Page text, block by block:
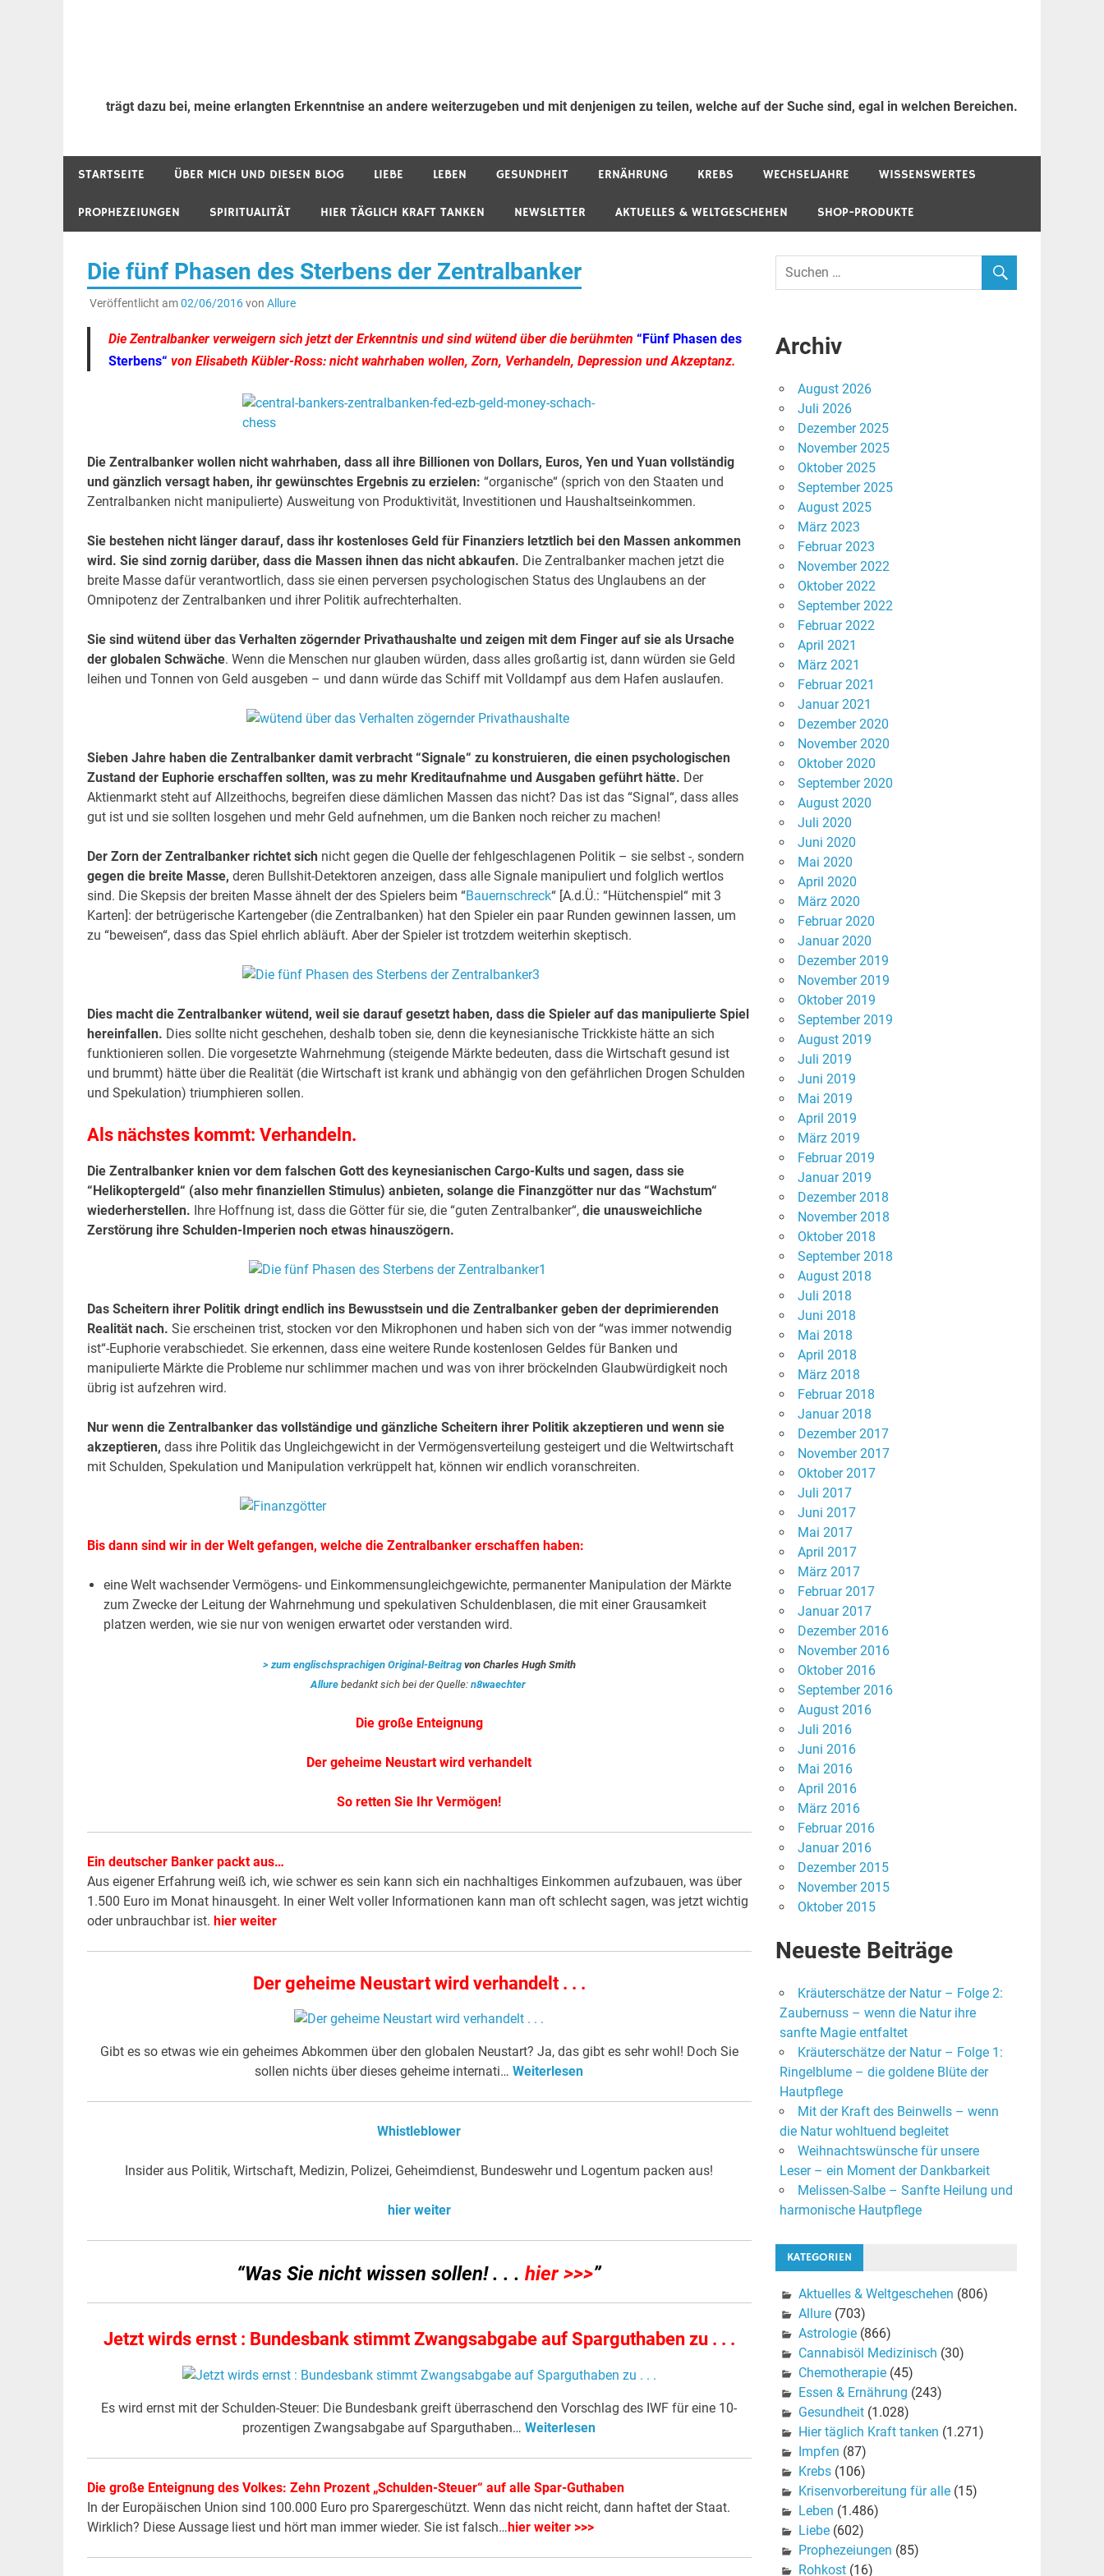
trägt dazu bei, meine erlangten Erkenntnise an andere weiterzugeben und mit denjenigen zu teilen, welche auf der Suche sind, egal in welchen Bereichen.
STARTSEITE ÜBER MICH UND DIESEN BLOG LIEBE LEBEN GESUNDHEIT ERNÄHRUNG KREBS WECHSELJAHRE WISSENSWERTES
PROPHEZEIUNGEN SPIRITUALITÄT HIER TÄGLICH KRAFT TANKEN NEWSLETTER AKTUELLES & WELTGESCHEHEN SHOP-PRODUKTE
Die fünf Phasen des Sterbens der Zentralbanker
Veröffentlicht am02/06/2016von Allure
Die Zentralbanker verweigern sich jetzt der Erkenntnis und sind wütend über die berühmten“ Fünf Phasen des
Sterbens“ von Elisabeth Kübler-Ross: nicht wahrhaben wollen, Zorn, Verhandeln, Depression und Akzeptanz.
Die Zentralbanker wollen nicht wahrhaben, dass all ihre Billionen von Dollars, Euros, Yen und Yuan vollständig
und gänzlich versagt haben, ihr gewünschtes Ergebnis zu erzielen: “organische“ (sprich von den Staaten und
Zentralbanken nicht manipulierte) Ausweitung von Produktivität, Investitionen und Haushaltseinkommen.
Sie bestehen nicht länger darauf, dass ihr kostenloses Geld für Finanziers letztlich bei den Massen ankommen
wird. Sie sind zornig darüber, dass die Massen ihnen das nicht abkaufen. Die Zentralbanker machen jetzt die
breite Masse dafür verantwortlich, dass sie einen perversen psychologischen Status des Unglaubens an der
Omnipotenz der Zentralbanken und ihrer Politik aufrechterhalten.
Sie sind wütend über das Verhalten zögernder Privathaushalte und zeigen mit dem Finger auf sie als Ursache
der globalen Schwäche. Wenn die Menschen nur glauben würden, dass alles großartig ist, dann würden sie Geld
leihen und Tonnen von Geld ausgeben – und dann würde das Schiff mit Volldampf aus dem Hafen auslaufen.
Sieben Jahre haben die Zentralbanker damit verbracht “Signale“ zu konstruieren, die einen psychologischen
Zustand der Euphorie erschaffen sollten, was zu mehr Kreditaufnahme und Ausgaben geführt hätte. Der
Aktienmarkt steht auf Allzeithochs, begreifen diese dämlichen Massen das nicht? Das ist das “Signal“, dass alles
gut ist und sie sollten losgehen und mehr Geld aufnehmen, um die Banken noch reicher zu machen!
Der Zorn der Zentralbanker richtet sichnicht gegen die Quelle der fehlgeschlagenen Politik – sie selbst -, sondern
gegen die breite Masse, deren Bullshit-Detektoren anzeigen, dass alle Signale manipuliert und folglich wertlos
sind. Die Skepsis der breiten Masse ähnelt der des Spielers beim “Bauernschreck“ [A.d.Ü.: “Hütchenspiel“ mit 3
Karten]: der betrügerische Kartengeber (die Zentralbanken) hat den Spieler ein paar Runden gewinnen lassen, um
zu “beweisen“, dass das Spiel ehrlich abläuft. Aber der Spieler ist trotzdem weiterhin skeptisch.
Dies macht die Zentralbanker wütend, weil sie darauf gesetzt haben, dass die Spieler auf das manipulierte Spiel
hereinfallen. Dies sollte nicht geschehen, deshalb toben sie, denn die keynesianische Trickkiste hätte an sich
funktionieren sollen. Die vorgesetzte Wahrnehmung (steigende Märkte bedeuten, dass die Wirtschaft gesund ist
und brummt) hätte über die Realität (die Wirtschaft ist krank und abhängig von den gefährlichen Drogen Schulden
und Spekulation) triumphieren sollen.
Als nächstes kommt: Verhandeln.
Die Zentralbanker knien vor dem falschen Gott des keynesianischen Cargo-Kults und sagen, dass sie
“Helikoptergeld“ (also mehr finanziellen Stimulus) anbieten, solange die Finanzgötter nur das “Wachstum“
wiederherstellen. Ihre Hoffnung ist, dass die Götter für sie, die “guten Zentralbanker“, die unausweichliche
Zerstörung ihre Schulden-Imperien noch etwas hinauszögern.
Das Scheitern ihrer Politik dringt endlich ins Bewusstsein und die Zentralbanker geben der deprimierenden
Realität nach. Sie erscheinen trist, stocken vor den Mikrophonen und haben sich von der “was immer notwendig
ist“-Euphorie verabschiedet. Sie erkennen, dass eine weitere Runde kostenlosen Geldes für Banken und
manipulierte Märkte die Probleme nur schlimmer machen und was von ihrer bröckelnden Glaubwürdigkeit noch
übrig ist aufzehren wird.
Nur wenn die Zentralbanker das vollständige und gänzliche Scheitern ihrer Politik akzeptieren und wenn sie
akzeptieren, dass ihre Politik das Ungleichgewicht in der Vermögensverteilung gesteigert und die Weltwirtschaft
mit Schulden, Spekulation und Manipulation verkrüppelt hat, können wir endlich voranschreiten.
Bis dann sind wir in der Welt gefangen, welche die Zentralbanker erschaffen haben:
eine Welt wachsender Vermögens- und Einkommensungleichgewichte, permanenter Manipulation der Märkte
zum Zwecke der Leitung der Wahrnehmung und spekulativen Schuldenblasen, die mit einer Grausamkeit
platzen werden, wie sie nur von wenigen erwartet oder verstanden wird.
> zum englischsprachigen Original-Beitragvon Charles Hugh Smith
Allurebedankt sich bei der Quelle: n8waechter
Die große Enteignung
Der geheime Neustart wird verhandelt
So retten Sie Ihr Vermögen!
Ein deutscher Banker packt aus…
Aus eigener Erfahrung weiß ich, wie schwer es sein kann sich ein nachhaltiges Einkommen aufzubauen, was über
1.500 Euro im Monat hinausgeht. In einer Welt voller Informationen kann man oft schlecht sagen, was jetzt wichtig
oder unbrauchbar ist. hier weiter
Der geheime Neustart wird verhandelt . . .
Gibt es so etwas wie ein geheimes Abkommen über den globalen Neustart? Ja, das gibt es sehr wohl! Doch Sie
sollen nichts über dieses geheime internati…Weiterlesen
Whistleblower
Insider aus Politik, Wirtschaft, Medizin, Polizei, Geheimdienst, Bundeswehr und Logentum packen aus!
hier weiter
“Was Sie nicht wissen sollen! . . . hier >>>”
Jetzt wirds ernst : Bundesbank stimmt Zwangsabgabe auf Sparguthaben zu . . .
Es wird ernst mit der Schulden-Steuer: Die Bundesbank greift überraschend den Vorschlag des IWF für eine 10-
prozentigen Zwangsabgabe auf Sparguthaben…Weiterlesen
Die große Enteignung des Volkes: Zehn Prozent „Schulden-Steuer“ auf alle Spar-Guthaben
In der Europäischen Union sind 100.000 Euro pro Sparergeschützt. Wenn das nicht reicht, dann haftet der Staat.
Wirklich? Diese Aussage liest und hört man immer wieder. Sie ist falsch…hier weiter >>>
Archiv
August 2026
Juli 2026
Dezember 2025
November 2025
Oktober 2025
September 2025
August 2025
März 2023
Februar 2023
November 2022
Oktober 2022
September 2022
Februar 2022
April 2021
März 2021
Februar 2021
Januar 2021
Dezember 2020
November 2020
Oktober 2020
September 2020
August 2020
Juli 2020
Juni 2020
Mai 2020
April 2020
März 2020
Februar 2020
Januar 2020
Dezember 2019
November 2019
Oktober 2019
September 2019
August 2019
Juli 2019
Juni 2019
Mai 2019
April 2019
März 2019
Februar 2019
Januar 2019
Dezember 2018
November 2018
Oktober 2018
September 2018
August 2018
Juli 2018
Juni 2018
Mai 2018
April 2018
März 2018
Februar 2018
Januar 2018
Dezember 2017
November 2017
Oktober 2017
Juli 2017
Juni 2017
Mai 2017
April 2017
März 2017
Februar 2017
Januar 2017
Dezember 2016
November 2016
Oktober 2016
September 2016
August 2016
Juli 2016
Juni 2016
Mai 2016
April 2016
März 2016
Februar 2016
Januar 2016
Dezember 2015
November 2015
Oktober 2015
Neueste Beiträge
Kräuterschätze der Natur – Folge 2:
Zaubernuss – wenn die Natur ihre
sanfte Magie entfaltet
Kräuterschätze der Natur – Folge 1:
Ringelblume – die goldene Blüte der
Hautpflege
Mit der Kraft des Beinwells – wenn
die Natur wohltuend begleitet
Weihnachtswünsche für unsere
Leser – ein Moment der Dankbarkeit
Melissen-Salbe – Sanfte Heilung und
harmonische Hautpflege
KATEGORIEN
Aktuelles & Weltgeschehen (806)
Allure(703)
Astrologie(866)
Cannabisöl Medizinisch (30)
Chemotherapie(45)
Essen & Ernährung (243)
Gesundheit(1.028)
Hier täglich Kraft tanken (1.271)
Impfen (87)
Krebs(106)
Krisenvorbereitung für alle(15)
Leben (1.486)
Liebe(602)
Prophezeiungen (85)
Rohkost(16)